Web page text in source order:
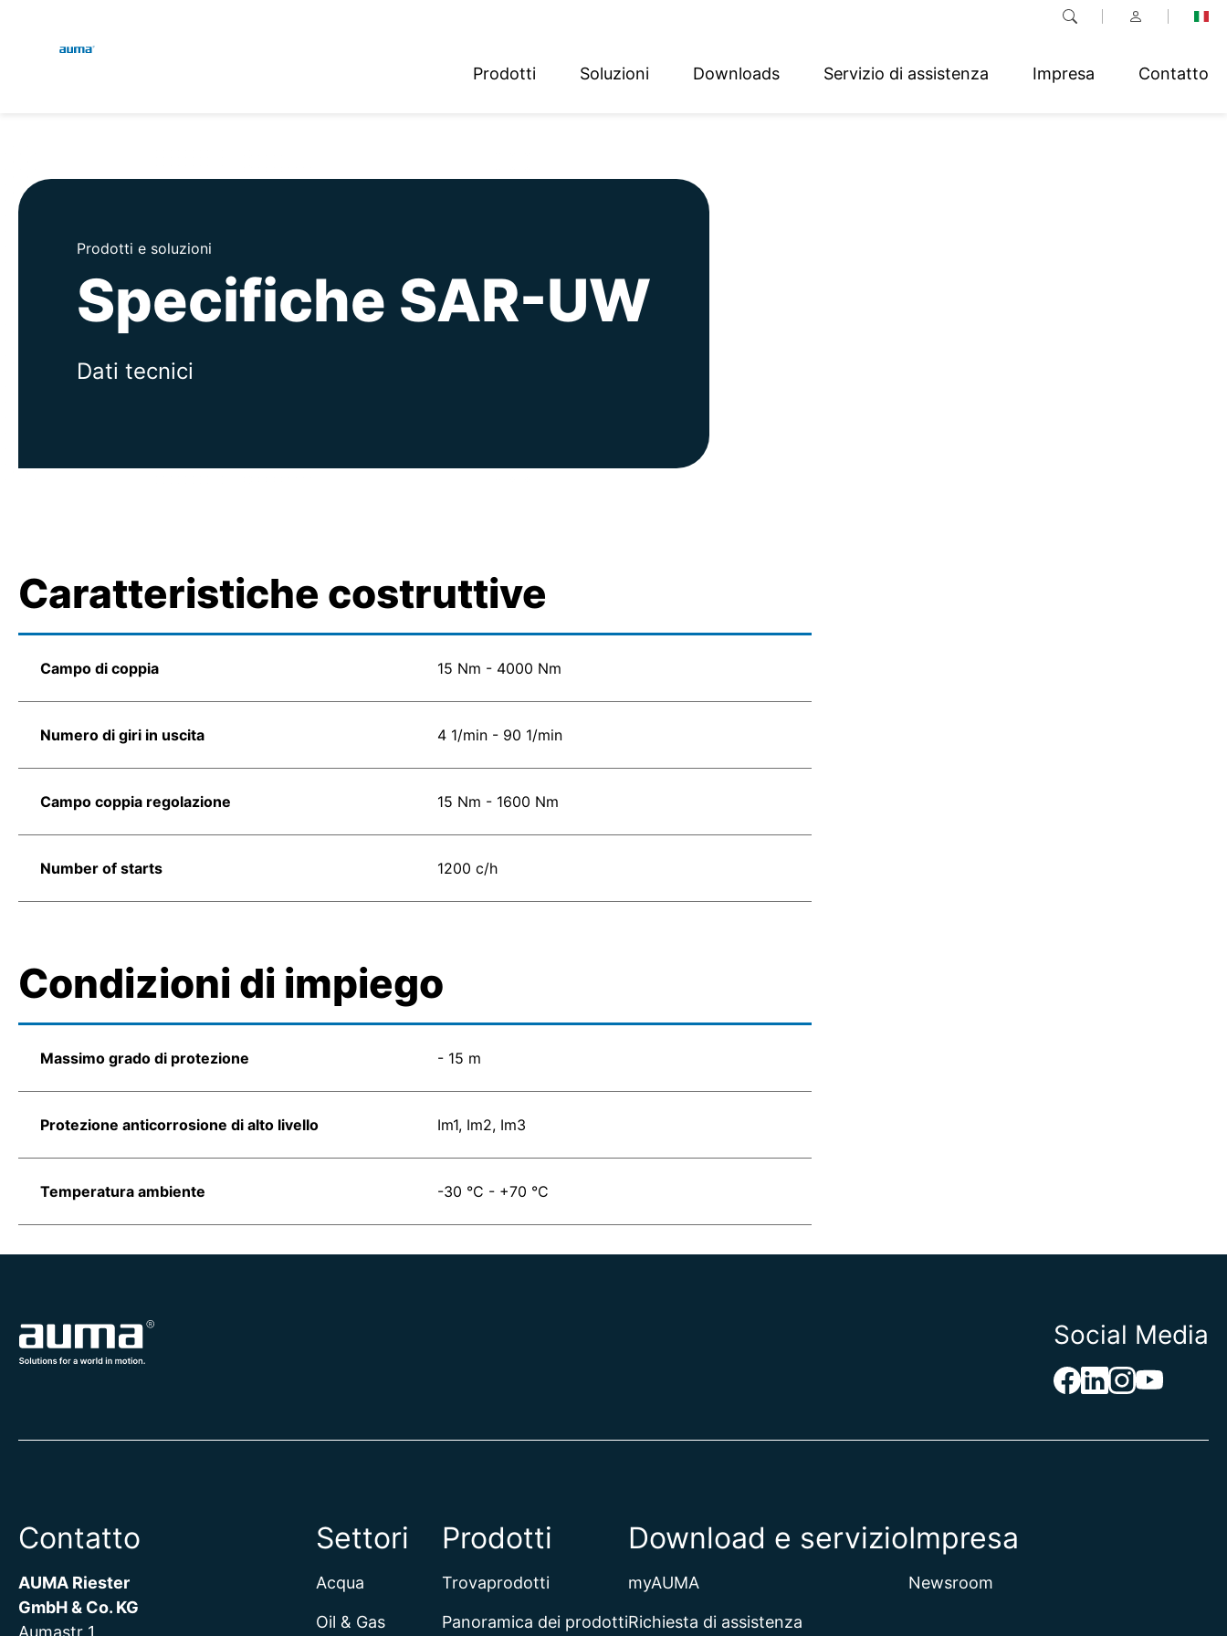
Prodotti Soluzioni Downloads Servizio di assistenza Impresa Contatto
Europa
Asia e Pacifico
Nord America
Prodotti e soluzioni
Specifiche SAR-UW
Dati tecnici
Caratteristiche costruttive
Campo di coppia 15 Nm - 4000 Nm
Numero di giri in uscita 4 1/min - 90 1/min
Campo coppia regolazione 15 Nm - 1600 Nm
Number of starts 1200 c/h
Condizioni di impiego
Massimo grado di protezione - 15 m
Protezione anticorrosione di alto livello Im1, Im2, Im3
Temperatura ambiente -30 °C - +70 °C
Social Media
Contatto
AUMA Riester
GmbH & Co. KG
Aumastr 1
Settori
Acqua
Oil & Gas
Prodotti
Trovaprodotti
Panoramica dei prodotti
Download e servizio
myAUMA
Richiesta di assistenza
Impresa
Newsroom